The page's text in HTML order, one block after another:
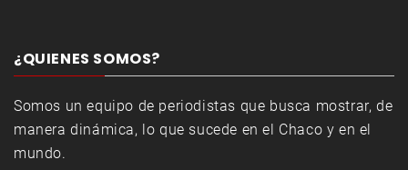
¿QUIENES SOMOS?
Somos un equipo de periodistas que busca mostrar, de
manera dinámica, lo que sucede en el Chaco y en el
mundo.